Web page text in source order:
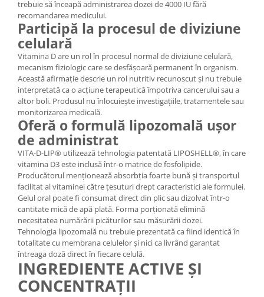
trebuie să înceapă administrarea dozei de 4000 IU fără
recomandarea medicului.
Participă la procesul de diviziune
celulară
Vitamina D are un rol în procesul normal de diviziune celulară,
mecanism fiziologic care se desfășoară permanent în organism.
Această afirmație descrie un rol nutritiv recunoscut și nu trebuie
interpretată ca o acțiune terapeutică împotriva cancerului sau a
altor boli. Produsul nu înlocuiește investigațiile, tratamentele sau
monitorizarea medicală.
Oferă o formulă lipozomală ușor
de administrat
VITA-D-LIP® utilizează tehnologia patentată LIPOSHELL®, în care
vitamina D3 este inclusă într-o matrice de fosfolipide.
Producătorul menționează absorbția foarte bună și transportul
facilitat al vitaminei către țesuturi drept caracteristici ale formulei.
Gelul oral poate fi consumat direct din plic sau dizolvat într-o
cantitate mică de apă plată. Forma porționată elimină
necesitatea numărării picăturilor sau măsurării dozei.
Tehnologia lipozomală nu trebuie prezentată ca fiind identică în
totalitate cu membrana celulelor și nici ca livrând garantat
întreaga doză direct în fiecare celulă.
INGREDIENTE ACTIVE ȘI
CONCENTRAȚII